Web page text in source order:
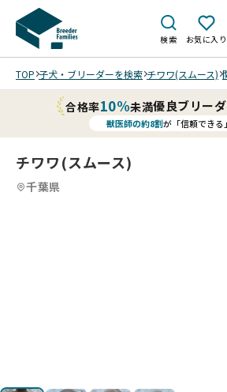
検索 お気に入り
TOP 子犬・ブリーダーを検索 チワワ(スムース)
合格率10%未満優良ブリー
獣医師の約8割が「信頼できる
チワワ(スムース)
千葉県